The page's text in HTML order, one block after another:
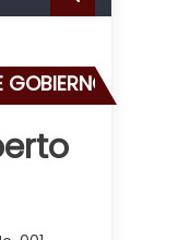
GOBIERNO